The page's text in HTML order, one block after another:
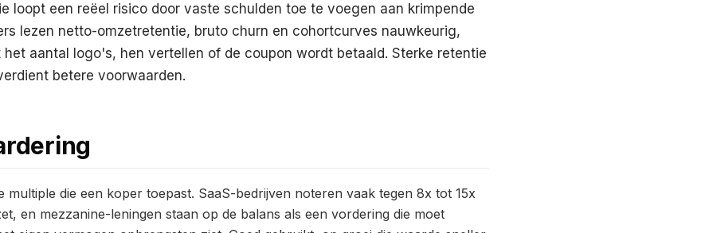
loopt een reëel risico door vaste schulden toe te voegen aan krimpende
lezen netto-omzetretentie, bruto churn en cohortcurves nauwkeurig,
aantal logo's, hen vertellen of de coupon wordt betaald. Sterke retentie
betere voorwaarden.
multiple die een koper toepast. SaaS-bedrijven noteren vaak tegen 8x tot 15x
en mezzanine-leningen staan op de balans als een vordering die moet